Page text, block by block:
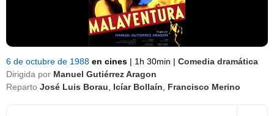
6 de octubre de 1988 en cines | 1h 30min | Comedia dramática
Dirigida por Manuel Gutiérrez Aragon
Reparto José Luis Borau Icíar Bollaín Francisco Merino